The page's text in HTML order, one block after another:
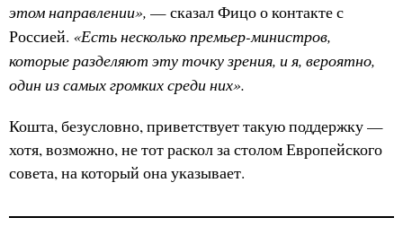
этом направлении», — сказал Фицо о контакте с
Россией. «Есть несколько премьер-министров,
которые разделяют эту точку зрения, и я, вероятно,
один из самых громких среди них».
Кошта, безусловно, приветствует такую поддержку —
хотя, возможно, не тот раскол за столом Европейского
совета, на который она указывает.